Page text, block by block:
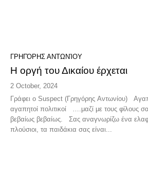
ΓΡΗΓΌΡΗΣ ΑΝΤΩΝΊΟΥ
Η οργή του Δικαίου έρχεται
2 October, 2024
Γράφει ο Suspect (Γρηγόρης Αντωνίου) Αγαπητό κράτος και
αγαπητοί πολιτικοί ….μαζί με τους φίλους σας δημοσιογράφους
βεβαίως βεβαίως. Σας αναγνωρίζω ένα ελαφρυντικό. Είστε
πλούσιοι, τα παιδάκια σας είναι...